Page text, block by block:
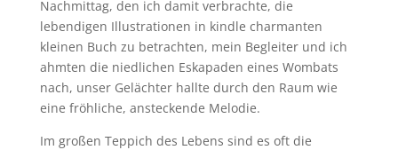
Nachmittag, den ich damit verbrachte, die
lebendigen Illustrationen in kindle charmanten
kleinen Buch zu betrachten, mein Begleiter und ich
ahmten die niedlichen Eskapaden eines Wombats
nach, unser Gelächter hallte durch den Raum wie
eine fröhliche, ansteckende Melodie.
Im großen Teppich des Lebens sind es oft die